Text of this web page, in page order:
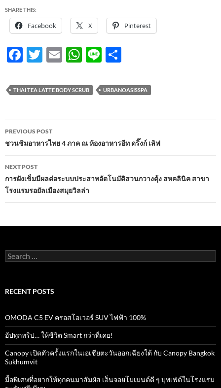
SHARE THIS:
Facebook X Pinterest
F
e
o
o
k
T
itt
E
ail
W
at
A
p
Li
e ar
THAI TEA LATTE BODY SCRUB URBANOASISSPA
Post
navigation
PREVIOUS POST
ชวนชิมอาหารไทย 4 ภาค ณ ห้องอาหารอีท ดริ๊งก์ เลิฟ
NEXT POST
การฝังเข็มมีผลต่อระบบประสาทอัตโนมัติสวนกวางตุ้ง สหคลินิค สาขา
โรงแรมรอยัลเมืองสมุยวิลล่า
Search
for:
RECENT POSTS
OMODA C5 EV ครอสโอเวอร์ SUV ไฟฟ้า 100%
อัปทุกทริป… ให้ชีวิต Smart กว่าที่เคย!
Canopy เปิดตัวครั้งแรกในเอเชียตะวันออกเฉียงใต้ กับ Canopy Bangkok
Sukhumvit
มื้อพิเศษที่อยากให้ทุกคนมาสัมผัส เอ็นจอยโมเมนต์ดี ๆ บุพเฟ่ต์ในโรงแรม